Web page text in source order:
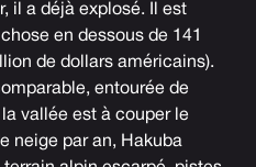
il a déjà explosé. Il est
en dessous de 141
de dollars américains).
entourée de
vallée est à couper le
neige par an, Hakuba